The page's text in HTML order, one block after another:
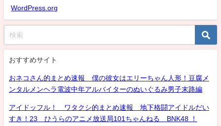
WordPress.org
おすすめサイト
おネコさん的まとめ速報 僕の彼女はエリーちゃん人形！豆腐メ
ンタルメンヘラ電波中年アルバイターのぬいぐるみ男子末路編
アイドッフル！ ワタクシ的まとめ速報 地下格闘アイドルだい
すき！23 ひうらのアニメ放送局101ちゃんねる BNK48 ！